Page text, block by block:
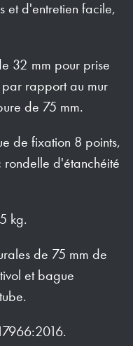
et d'entretien facile,
32 mm pour prise
rapport au mur
de 75 mm.
de fixation 8 points,
rondelle d'étanchéité
kg.
de 75 mm de
et bague